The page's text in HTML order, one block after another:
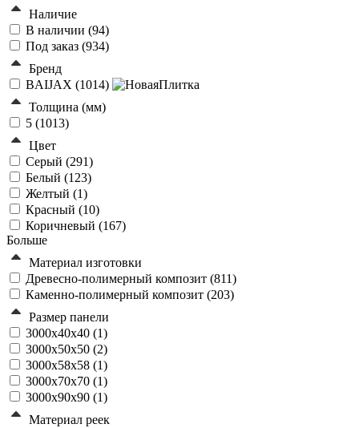
Наличие
В наличии (94)
Под заказ (934)
Бренд
BAIJAX (1014)
Толщина (мм)
5 (1013)
Цвет
Серый (291)
Белый (123)
Желтый (1)
Красный (10)
Коричневый (167)
Больше
Материал изготовки
Древесно-полимерный композит (811)
Каменно-полимерный композит (203)
Размер панели
3000x40x40 (1)
3000x50x50 (2)
3000x58x58 (1)
3000x70x70 (1)
3000x90x90 (1)
Материал реек